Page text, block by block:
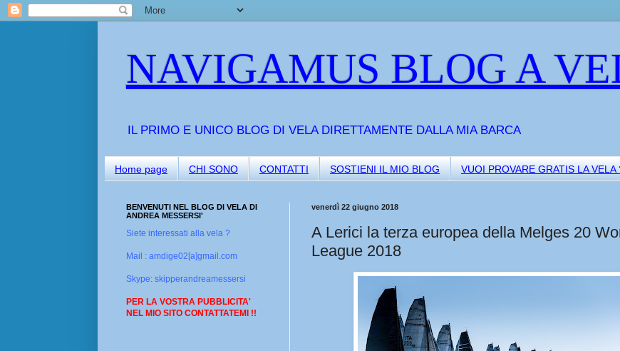
NAVIGAMUS BLOG A
IL PRIMO E UNICO BLOG DI VELA DIRETTAMENTE DALLA MIA BARCA
Home page CHI SONO CONTATTI SOSTIENI IL MIO BLOG VUOI PROVARE GRATIS LA VELA
venerdì 22 giugno 2018
A Lerici la terza europea della Melges 20
League 2018
BENVENUTI NEL BLOG DI VELA DI
ANDREA MESSERSI'
Siete interessati alla vela ?
Mail : amdige02[a]gmail.com
Skype: skipperandreamessersi
PER LA VOSTRA PUBBLICITA'
NEL MIO SITO CONTATTATEMI !!